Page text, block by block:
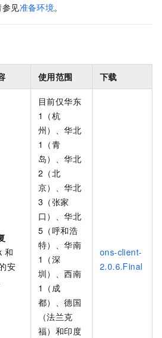
见准备环境。
使用范围 下载
和
安
目前仅华东
1（杭
州）、华北
1（青
岛）、华北
2（北
京）、华北
3（张家
口）、华北
5（呼和浩
特）、华南
1（深
圳）、西南
1（成
都）、德国
（法兰克
福）和印度
ons-client-
2.0.6.Final